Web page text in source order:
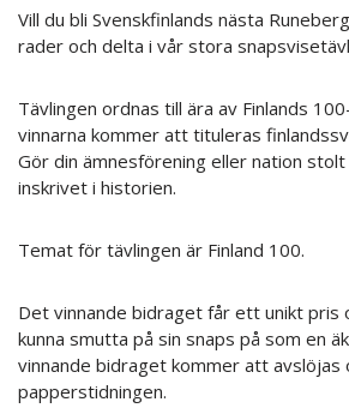
Vill du bli Svenskfinlands nästa
rader och delta i vår stora
Tävlingen ordnas till ära av Finlands
vinnarna kommer att tituleras
Gör din ämnesförening eller nation
inskrivet i historien.
Temat för tävlingen är Finland 100.
Det vinnande bidraget får ett unikt pris
kunna smutta på sin snaps på som en
vinnande bidraget kommer att avslöjas
papperstidningen.